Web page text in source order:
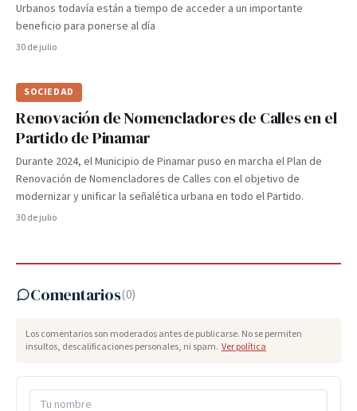
Urbanos todavía están a tiempo de acceder a un importante
beneficio para ponerse al día
30 de julio
SOCIEDAD
Renovación de Nomencladores de Calles en el
Partido de Pinamar
Durante 2024, el Municipio de Pinamar puso en marcha el Plan de
Renovación de Nomencladores de Calles con el objetivo de
modernizar y unificar la señalética urbana en todo el Partido.
30 de julio
Comentarios(0)
Los comentarios son moderados antes de publicarse. No se permiten
insultos, descalificaciones personales, ni spam. Ver política